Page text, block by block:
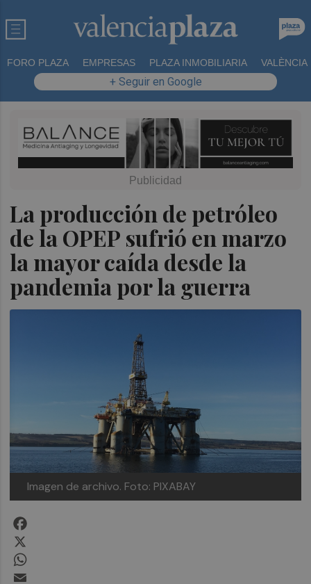
FORO PLAZA EMPRESAS PLAZA INMOBILIARIA VALÈNCIA
+ Seguir en Google
La producción de petróleo
de la OPEP sufrió en marzo
la mayor caída desde la
pandemia por la guerra
Imagen de archivo. Foto: PIXABAY